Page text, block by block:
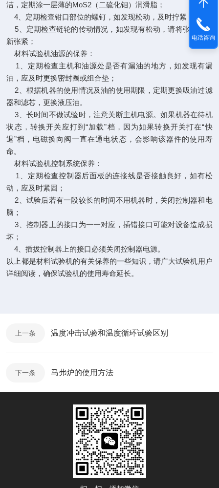
洁，定期涂一层薄的MoS2（二硫化钼）润滑脂；
4、定期检查钳口部位的螺钉，如发现松动，及时拧紧；
5、定期检查链轮的传动情况，如发现有松动，请将张紧轮重
新张紧；
材料试验机油源的保养：
1、定期检查主机和油源处是否有漏油的地方，如发现有漏
油，应及时更换密封圈或组合垫；
2、根据机器的使用情况及油的使用期限，定期更换吸油过滤
器和滤芯，更换液压油。
3、长时间不做试验时，注意关断主机电源。如果机器在待机
状态，转换开关应打到“加载”档，因为如果转换开关打在“快
退”档，电磁换向阀一直在通电状态，会影响该器件的使用寿
命。
材料试验机控制系统保养：
1、定期检查控制器后面板的连接线是否接触良好，如有松
动，应及时紧固；
2、试验后若有一段较长的时间不用机器时，关闭控制器和电
脑；
3、控制器上的接口为一一对应，插错接口可能对设备造成损
坏；
4、插拔控制器上的接口必须关闭控制器电源。
以上都是材料试验机的有关保养的一些知识，请广大试验机用户
详细阅读，确保试验机的使用寿命延长。
上一条 温度冲击试验和温度循环试验区别
下一条 马弗炉的使用方法
电话咨询